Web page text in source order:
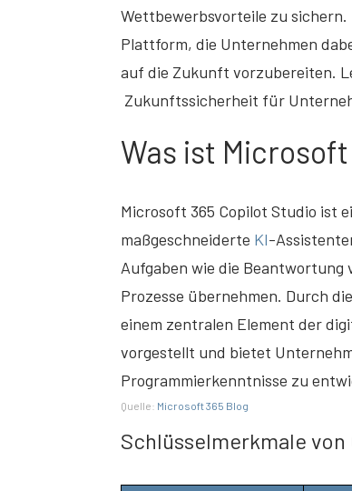
Wettbewerbsvorteile zu
Plattform, die Unternehmen
auf die Zukunft vorzubereiten.
Zukunftssicherheit für
Was ist
Microsoft 365 Copilot Studio ist
maßgeschneiderte KI-
Aufgaben wie die
Prozesse übernehmen. Durch
einem zentralen Element der
vorgestellt und bietet
Programmierkenntnisse zu
Quelle: Microsoft 365 Blog
Schlüsselmerkmale